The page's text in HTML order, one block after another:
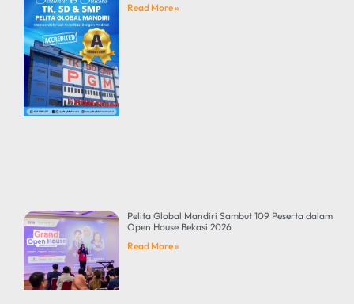
Read More »
Pelita Global Mandiri Sambut 109 Peserta dalam
Open House Bekasi 2026
Read More »